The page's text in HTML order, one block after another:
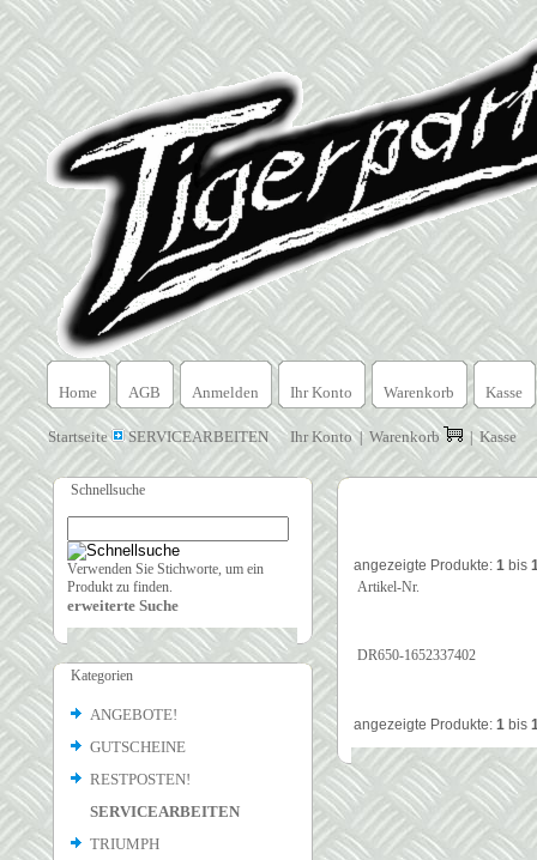
Home AGB Anmelden Ihr Konto Warenkorb Kasse
Startseite SERVICEARBEITEN Ihr Konto| Warenkorb |Kasse
Schnellsuche
Verwenden Sie Stichworte, um ein
Produkt zu finden.
erweiterte Suche
Kategorien
ANGEBOTE!
GUTSCHEINE
RESTPOSTEN!
SERVICEARBEITEN
TRIUMPH
angezeigte Produkte: 1 bis
Artikel-Nr.
DR650-1652337402
angezeigte Produkte: 1 bis